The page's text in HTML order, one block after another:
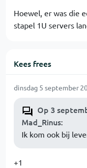
Hoewel, er was die
stapel 1U servers
Kees frees
dinsdag 5 september
Op 3
Mad_Rinus:
Ik kom ook bij
+1